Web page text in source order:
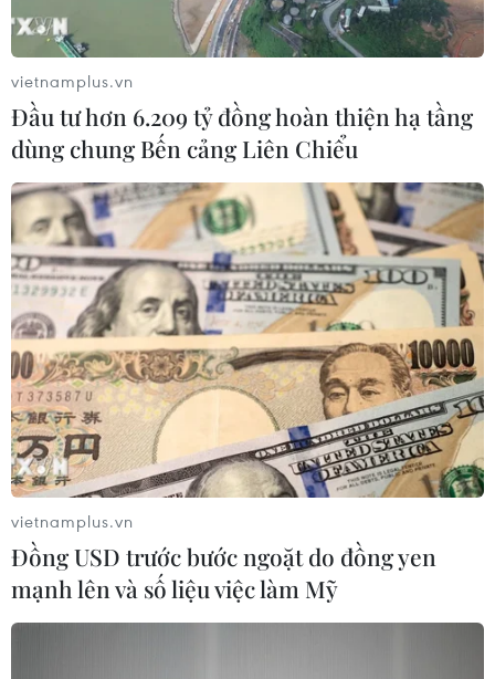
TIN CÙNG CHUYÊN MỤC
Quân đội Hàn Quốc thông báo Triều
Tiên phóng vật thể chưa xác định
vietnamplus.vn
Đầu tư hơn 6.209 tỷ đồng hoàn thiện hạ tầng
dùng chung Bến cảng Liên Chiểu
vietnamplus.vn
Đồng USD trước bước ngoặt do đồng yen
mạnh lên và số liệu việc làm Mỹ